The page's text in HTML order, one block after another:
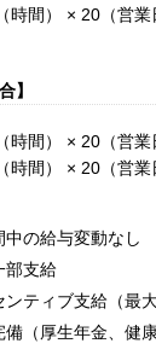
時間） × 20（営
】
時間） × 20（営
時間） × 20（営
の給与変動なし
部支給
ティブ支給（最大
（厚生年金、健